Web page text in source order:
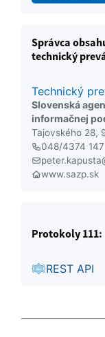
Správca
technický
Technický
Slovenská
informačnej
Tajovského 28,
048/4374 147
www.sazp.sk
Protokoly 111:
REST API